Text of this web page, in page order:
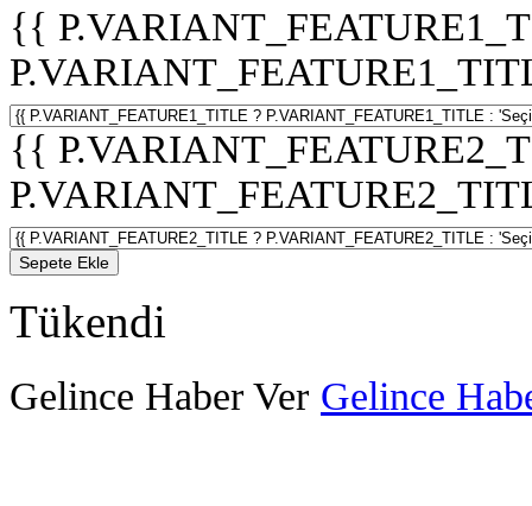
{{
{{
Sepete Ekle
Tükendi
Gelince Haber Ver Gelince